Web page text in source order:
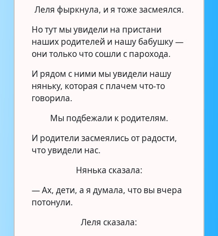
Леля фыркнула, и я тоже засмеялся.
Но тут мы увидели на пристани
наших родителей и нашу бабушку —
они только что сошли с парохода.
И рядом с ними мы увидели нашу
няньку, которая с плачем что-то
говорила.
Мы подбежали к родителям.
И родители засмеялись от радости,
что увидели нас.
Нянька сказала:
— Ах, дети, а я думала, что вы вчера
потонули.
Леля сказала: